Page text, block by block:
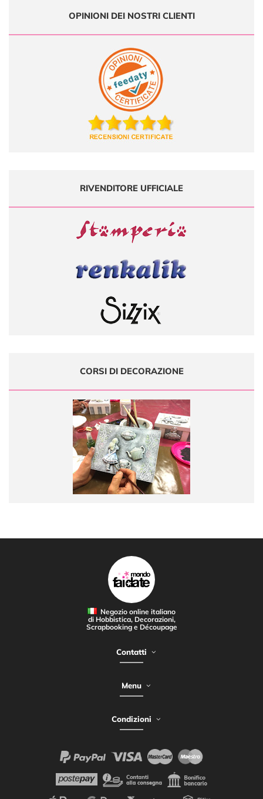
OPINIONI DEI NOSTRI CLIENTI
RIVENDITORE UFFICIALE
CORSI DI DECORAZIONE
Negozio online italiano
di Hobbistica, Decorazioni,
Scrapbooking e Découpage
Contatti
Menu
Condizioni